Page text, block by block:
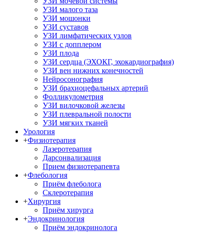
УЗИ малого таза
УЗИ мошонки
УЗИ суставов
УЗИ лимфатических узлов
УЗИ с допплером
УЗИ плода
УЗИ сердца (ЭХОКГ, эхокардиография)
УЗИ вен нижних конечностей
Нейросонография
УЗИ брахиоцефальных артерий
Фолликулометрия
УЗИ вилочковой железы
УЗИ плевральной полости
УЗИ мягких тканей
Урология
+Физиотерапия
Лазеротерапия
Дарсонвализация
Прием физиотерапевта
+Флебология
Приём флеболога
Склеротерапия
+Хирургия
Приём хирурга
+Эндокринология
Приём эндокринолога